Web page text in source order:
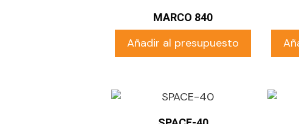
MARCO 840
Añadir al presupuesto